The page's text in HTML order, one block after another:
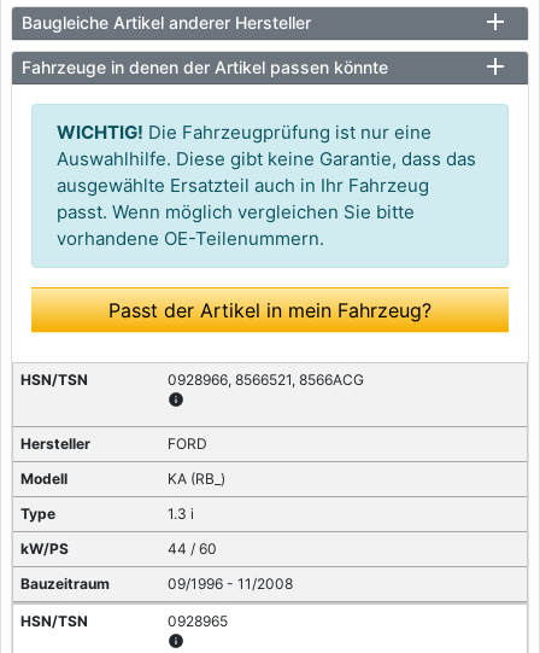
Baugleiche Artikel anderer Hersteller
Fahrzeuge in denen der Artikel passen könnte
WICHTIG! Die Fahrzeugprüfung ist nur eine
Auswahlhilfe. Diese gibt keine Garantie, dass das
ausgewählte Ersatzteil auch in Ihr Fahrzeug
passt. Wenn möglich vergleichen Sie bitte
vorhandene OE-Teilenummern.
Passt der Artikel in mein Fahrzeug?
0928966, 8566521, 8566ACG
info
FORD
KA (RB_)
1.3 i
44 / 60
09/1996 - 11/2008
0928965
info